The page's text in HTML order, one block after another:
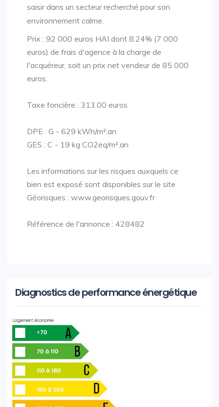
saisir dans un secteur recherché pour son
environnement calme.
Prix : 92 000 euros HAI dont 8.24% (7 000
euros) de frais d'agence à la charge de
l'acquéreur, soit un prix net vendeur de 85 000
euros.
Taxe foncière : 313.00 euros
DPE : G - 629 kWh/m².an
GES : C - 19 kg CO2eq/m².an
Les informations sur les risques auxquels ce
bien est exposé sont disponibles sur le site
Géorisques : www.georisques.gouv.fr
Référence de l'annonce : 428482
Diagnostics de performance énergétique